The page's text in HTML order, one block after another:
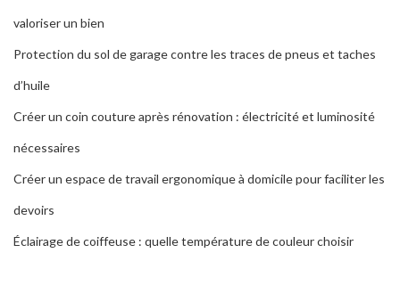
valoriser un bien
Protection du sol de garage contre les traces de pneus et taches
d’huile
Créer un coin couture après rénovation : électricité et luminosité
nécessaires
Créer un espace de travail ergonomique à domicile pour faciliter les
devoirs
Éclairage de coiffeuse : quelle température de couleur choisir